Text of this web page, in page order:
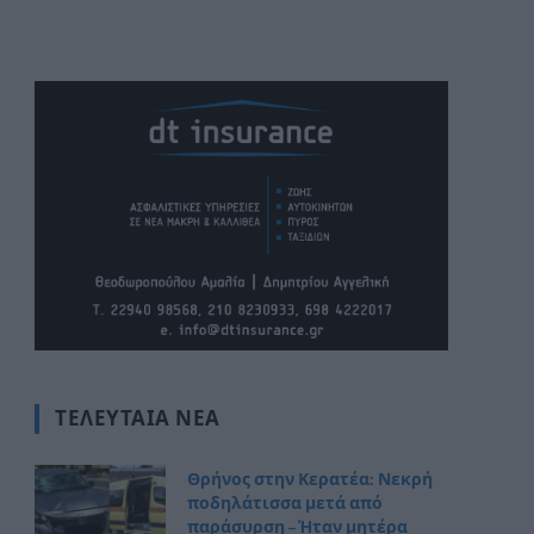
ΤΕΛΕΥΤΑΊΑ ΝΈΑ
Θρήνος στην Κερατέα: Νεκρή
ποδηλάτισσα μετά από
παράσυρση – Ήταν μητέρα